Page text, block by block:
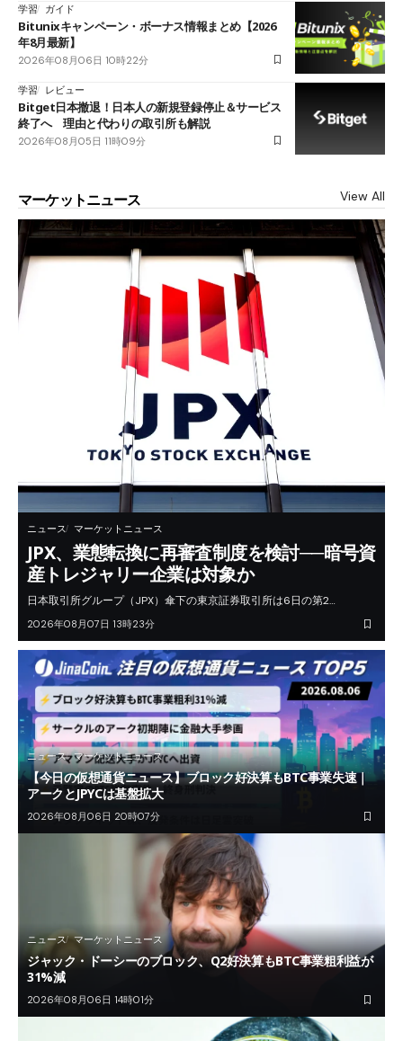
学習 ガイド
Bitunixキャンペーン・ボーナス情報まとめ【2026
年8月最新】
2026年08月06日 10時22分
学習 レビュー
Bitget日本撤退！日本人の新規登録停止＆サービス
終了へ 理由と代わりの取引所も解説
2026年08月05日 11時09分
マーケットニュース View All
ニュース マーケットニュース
JPX、業態転換に再審査制度を検討──暗号資
産トレジャリー企業は対象か
日本取引所グループ（JPX）傘下の東京証券取引所は6日の第2…
2026年08月07日 13時23分
ニュース マーケットニュース
【今日の仮想通貨ニュース】ブロック好決算もBTC事業失速｜
アークとJPYCは基盤拡大
2026年08月06日 20時07分
ニュース マーケットニュース
ジャック・ドーシーのブロック、Q2好決算もBTC事業粗利益が
31%減
2026年08月06日 14時01分